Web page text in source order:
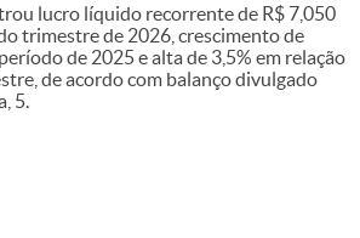
lucro líquido recorrente de R$ 7,050
trimestre de 2026, crescimento de
de 2025 e alta de 3,5% em relação
de acordo com balanço divulgado
5.